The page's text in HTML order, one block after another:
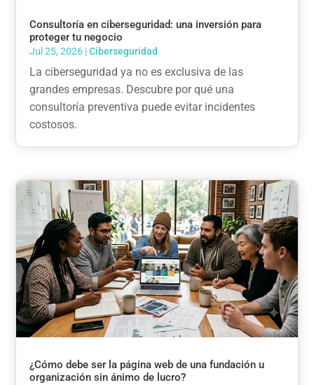
Consultoría en ciberseguridad: una inversión para
proteger tu negocio
Jul 25, 2026 |Ciberseguridad
La ciberseguridad ya no es exclusiva de las
grandes empresas. Descubre por qué una
consultoría preventiva puede evitar incidentes
costosos.
¿Cómo debe ser la página web de una fundación u
organización sin ánimo de lucro?